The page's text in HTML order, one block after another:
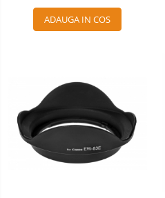
ADAUGA IN COS